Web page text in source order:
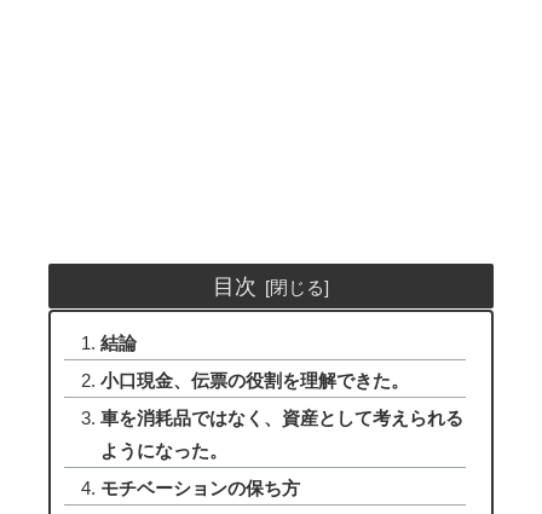
目次
結論
小口現金、伝票の役割を理解できた。
車を消耗品ではなく、資産として考えられる
ようになった。
モチベーションの保ち方